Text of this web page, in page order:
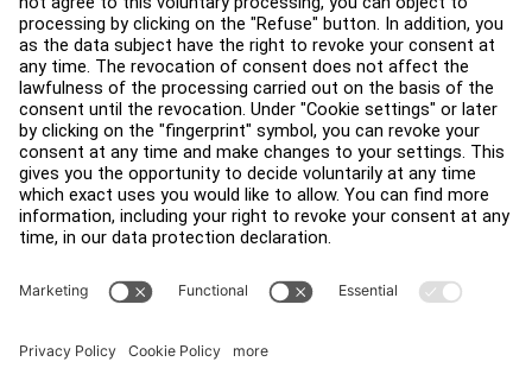
關於我們
查找經銷商
尋找商店
法律
可及性
登入 Facility Connect